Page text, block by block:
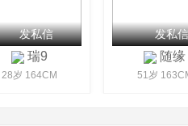
发私信
瑞9
28岁 164CM
发私信
随缘
51岁 163CM